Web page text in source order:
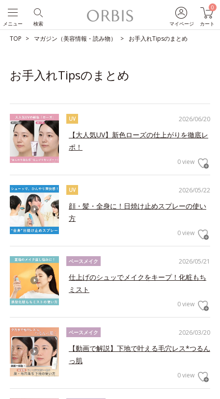
マイページ
0
カート
検索
メニュー
TOP マガジン（美容情報・読み物） お手入れTipsのまとめ
お手入れTipsのまとめ
2026/06/20
UV
【大人気UV】新色ローズの仕上がりを徹底レ
ポ！
0 view
2026/05/22
UV
顔・髪・全身に！日焼け止めスプレーの使い
方
0 view
2026/05/21
ベースメイク
仕上げのシュッでメイクをキープ！化粧もち
ミスト
0 view
2026/03/20
ベースメイク
【動画で解説】下地で叶える毛穴レス*つるん
っ肌
0 view